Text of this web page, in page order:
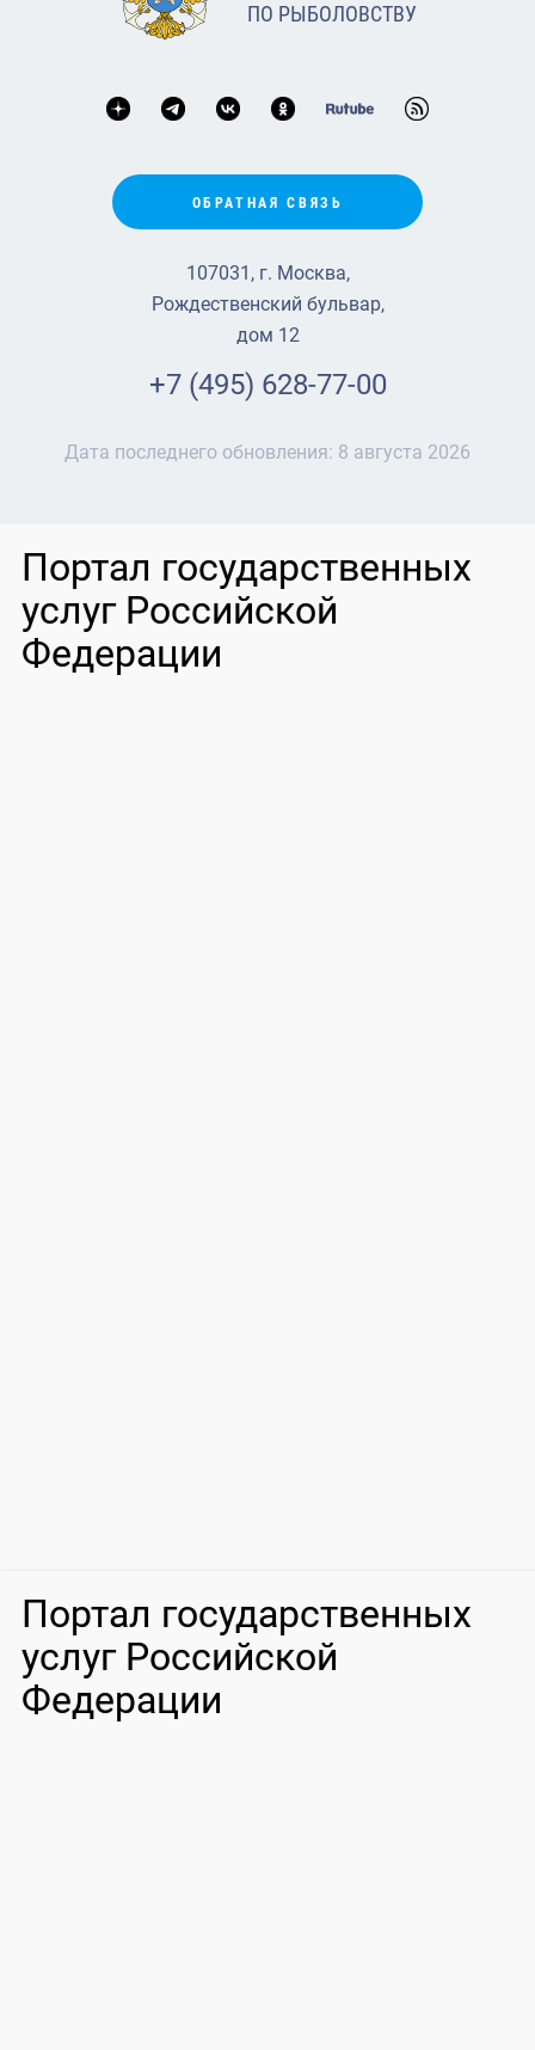
ПО РЫБОЛОВСТВУ
ОБРАТНАЯ СВЯЗЬ
107031, г. Москва,
Рождественский бульвар,
дом 12
+7 (495) 628-77-00
Дата последнего обновления: 8 августа 2026
Портал государственных
услуг Российской
Федерации
Портал государственных
услуг Российской
Федерации